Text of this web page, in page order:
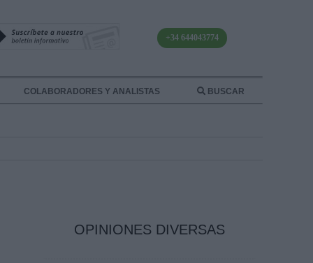
+34 644043774
COLABORADORES Y ANALISTAS BUSCAR
OPINIONES DIVERSAS